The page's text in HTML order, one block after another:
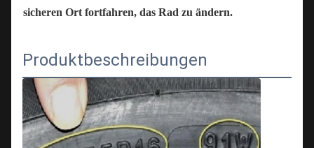
sicheren Ort fortfahren, das Rad zu ändern.
Produktbeschreibungen